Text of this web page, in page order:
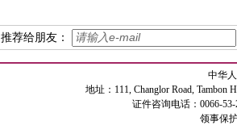
推荐给朋友：
中华
地址：111, Changlor Road, Tambon
证件咨询电话：0066-
领事保